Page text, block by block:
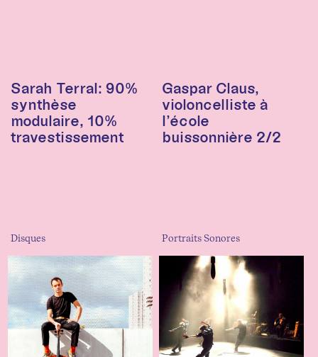
Sarah Terral: 90%
synthèse
modulaire, 10%
travestissement
Disques
Gaspar Claus,
violoncelliste à
l’école
buissonnière 2/2
Portraits Sonores